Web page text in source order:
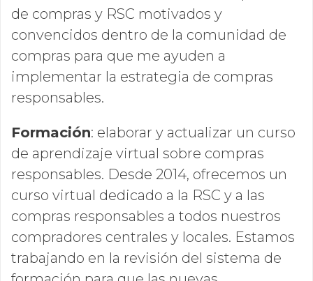
de compras y RSC motivados y
convencidos dentro de la comunidad de
compras para que me ayuden a
implementar la estrategia de compras
responsables.
Formación: elaborar y actualizar un curso
de aprendizaje virtual sobre compras
responsables. Desde 2014, ofrecemos un
curso virtual dedicado a la RSC y a las
compras responsables a todos nuestros
compradores centrales y locales. Estamos
trabajando en la revisión del sistema de